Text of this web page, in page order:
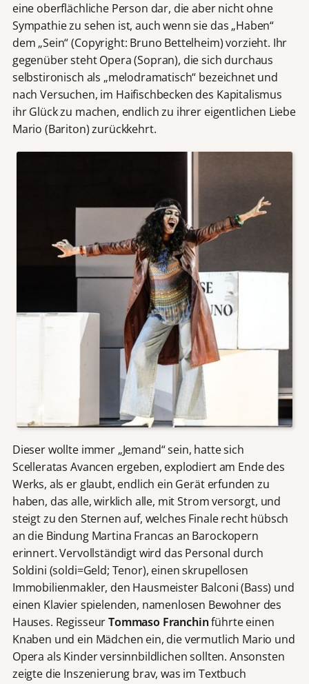
eine oberflächliche Person dar, die aber nicht ohne
Sympathie zu sehen ist, auch wenn sie das „Haben“
dem „Sein“ (Copyright: Bruno Bettelheim) vorzieht. Ihr
gegenüber steht Opera (Sopran), die sich durchaus
selbstironisch als „melodramatisch“ bezeichnet und
nach Versuchen, im Haifischbecken des Kapitalismus
ihr Glück zu machen, endlich zu ihrer eigentlichen Liebe
Mario (Bariton) zurückkehrt.
Dieser wollte immer „Jemand“ sein, hatte sich
Scelleratas Avancen ergeben, explodiert am Ende des
Werks, als er glaubt, endlich ein Gerät erfunden zu
haben, das alle, wirklich alle, mit Strom versorgt, und
steigt zu den Sternen auf, welches Finale recht hübsch
an die Bindung Martina Francas an Barockopern
erinnert. Vervollständigt wird das Personal durch
Soldini (soldi=Geld; Tenor), einen skrupellosen
Immobilienmakler, den Hausmeister Balconi (Bass) und
einen Klavier spielenden, namenlosen Bewohner des
Hauses. RegisseurTommaso Franchinführte einen
Knaben und ein Mädchen ein, die vermutlich Mario und
Opera als Kinder versinnbildlichen sollten. Ansonsten
zeigte die Inszenierung brav, was im Textbuch